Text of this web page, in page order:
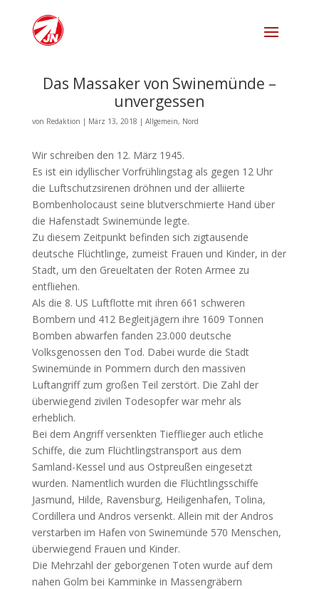
Das Massaker von Swinemünde –
unvergessen
von Redaktion | März 13, 2018 | Allgemein, Nord
Wir schreiben den 12. März 1945.
Es ist ein idyllischer Vorfrühlingstag als gegen 12 Uhr
die Luftschutzsirenen dröhnen und der alliierte
Bombenholocaust seine blutverschmierte Hand über
die Hafenstadt Swinemünde legte.
Zu diesem Zeitpunkt befinden sich zigtausende
deutsche Flüchtlinge, zumeist Frauen und Kinder, in der
Stadt, um den Greueltaten der Roten Armee zu
entfliehen.
Als die 8. US Luftflotte mit ihren 661 schweren
Bombern und 412 Begleitjägern ihre 1609 Tonnen
Bomben abwarfen fanden 23.000 deutsche
Volksgenossen den Tod. Dabei wurde die Stadt
Swinemünde in Pommern durch den massiven
Luftangriff zum großen Teil zerstört. Die Zahl der
überwiegend zivilen Todesopfer war mehr als
erheblich.
Bei dem Angriff versenkten Tiefflieger auch etliche
Schiffe, die zum Flüchtlingstransport aus dem
Samland-Kessel und aus Ostpreußen eingesetzt
wurden. Namentlich wurden die Flüchtlingsschiffe
Jasmund, Hilde, Ravensburg, Heiligenhafen, Tolina,
Cordillera und Andros versenkt. Allein mit der Andros
verstarben im Hafen von Swinemünde 570 Menschen,
überwiegend Frauen und Kinder.
Die Mehrzahl der geborgenen Toten wurde auf dem
nahen Golm bei Kamminke in Massengräbern